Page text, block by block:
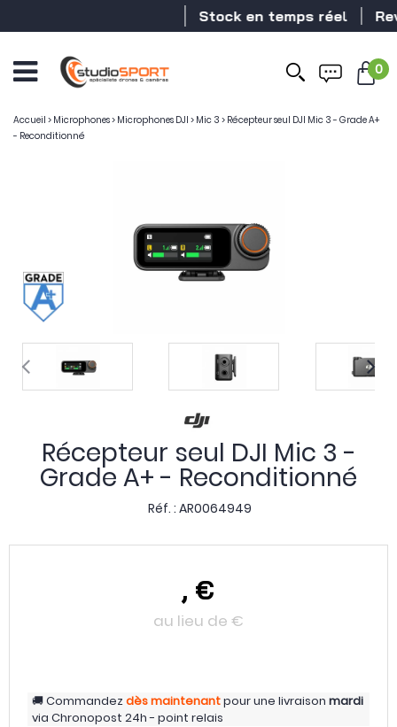
Stock en temps réel
0
Accueil > Microphones> Microphones DJI > Mic 3 > Récepteur seul DJI Mic 3 - Grade A+
- Reconditionné
Récepteur seul DJI Mic 3 -
Grade A+ - Reconditionné
Réf. : AR0064949
, €
au lieu de €
Commandezdès maintenantpour une livraison mardi
via Chronopost 24h - point relais